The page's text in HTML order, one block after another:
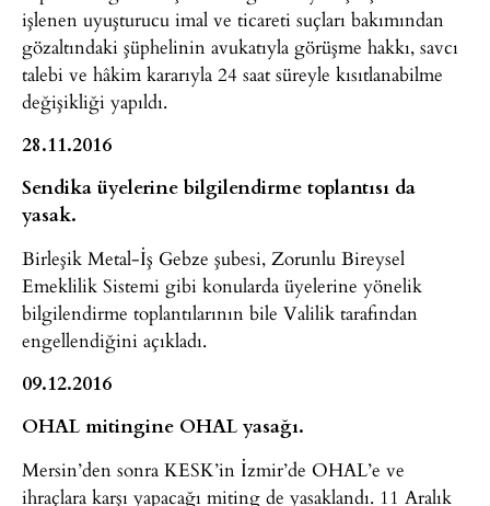
işlenen uyuşturucu imal ve ticareti suçları bakımından
gözaltındaki şüphelinin avukatıyla görüşme hakkı, savcı
talebi ve hâkim kararıyla 24 saat süreyle kısıtlanabilme
değişikliği yapıldı.
28.11.2016
Sendika üyelerine bilgilendirme toplantısı da
yasak.
Birleşik Metal-İş Gebze şubesi, Zorunlu Bireysel
Emeklilik Sistemi gibi konularda üyelerine yönelik
bilgilendirme toplantılarının bile Valilik tarafından
engellendiğini açıkladı.
09.12.2016
OHAL mitingine OHAL yasağı.
Mersin’den sonra KESK’in İzmir’de OHAL’e ve
ihraçlara karşı yapacağı miting de yasaklandı. 11 Aralık